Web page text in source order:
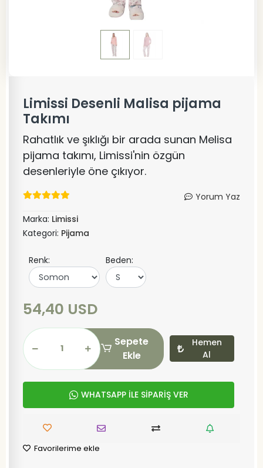
Limissi Desenli Malisa pijama
Takımı
Rahatlık ve şıklığı bir arada sunan Melisa
pijama takımı, Limissi'nin özgün
desenleriyle öne çıkıyor.
Yorum Yaz
Marka: Limissi
Kategori: Pijama
Renk: Beden:
54,40 USD
Sepete
Ekle
Hemen
Al
WHATSAPP İLE SİPARİŞ VER
Favorilerime ekle